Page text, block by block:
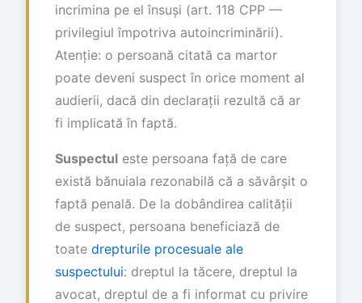
incrimina pe el însuși (art. 118 CPP —
privilegiul împotriva autoincriminării).
Atenție: o persoană citată ca martor
poate deveni suspect în orice moment al
audierii, dacă din declarații rezultă că ar
fi implicată în faptă.
Suspectul este persoana față de care
există bănuiala rezonabilă că a săvârșit o
faptă penală. De la dobândirea calității
de suspect, persoana beneficiază de
toate drepturile procesuale ale
suspectului: dreptul la tăcere, dreptul la
avocat, dreptul de a fi informat cu privire